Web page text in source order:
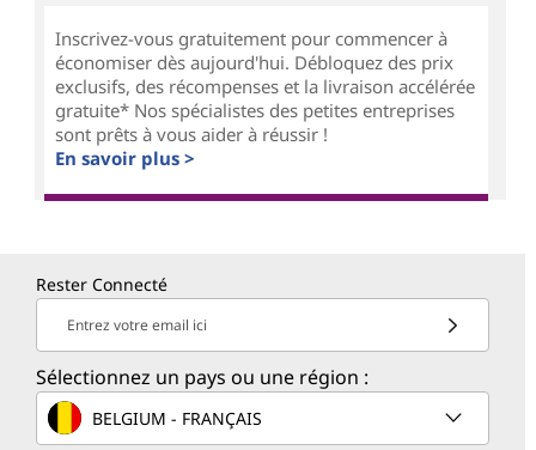
Inscrivez-vous gratuitement pour commencer à
économiser dès aujourd'hui. Débloquez des prix
exclusifs, des récompenses et la livraison accélérée
gratuite* Nos spécialistes des petites entreprises
sont prêts à vous aider à réussir !
En savoir plus >
Rester Connecté
Entrez votre email ici
Sélectionnez un pays ou une région :
BELGIUM - FRANÇAIS